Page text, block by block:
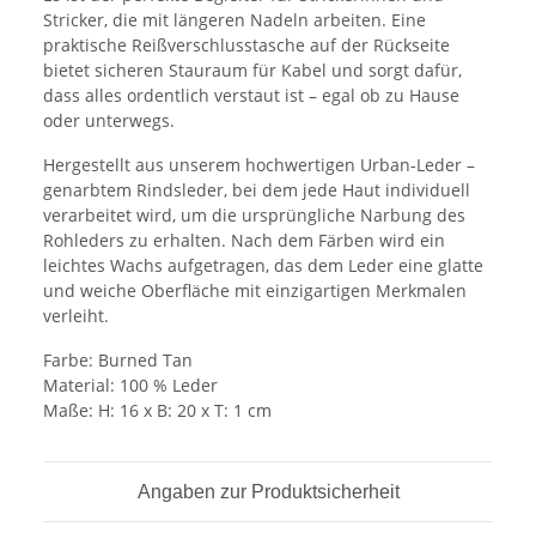
Stricker, die mit längeren Nadeln arbeiten. Eine
praktische Reißverschlusstasche auf der Rückseite
bietet sicheren Stauraum für Kabel und sorgt dafür,
dass alles ordentlich verstaut ist – egal ob zu Hause
oder unterwegs.
Hergestellt aus unserem hochwertigen Urban-Leder –
genarbtem Rindsleder, bei dem jede Haut individuell
verarbeitet wird, um die ursprüngliche Narbung des
Rohleders zu erhalten. Nach dem Färben wird ein
leichtes Wachs aufgetragen, das dem Leder eine glatte
und weiche Oberfläche mit einzigartigen Merkmalen
verleiht.
Farbe: Burned Tan
Material: 100 % Leder
Maße: H: 16 x B: 20 ​​x T: 1 cm
Angaben zur Produktsicherheit